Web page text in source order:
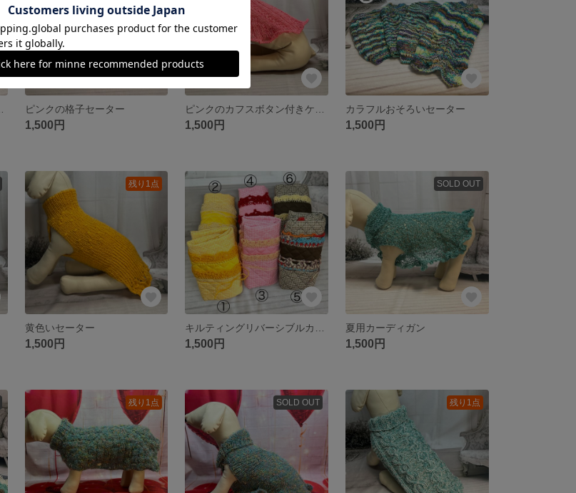
ピンクの格子セーター
1,500円 1,500円
カラフルおそろいセーター
1,500円
残り1点
黄色いセーター
1,500円 1,500円
SOLD OUT
夏用カーディガン
1,500円
残り1点 SOLD OUT 残り1点